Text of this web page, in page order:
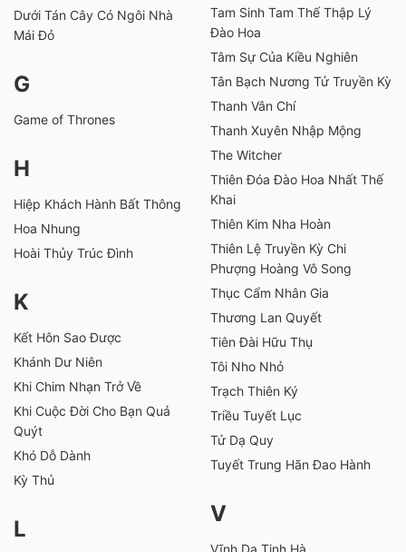
Dưới Tán Cây Có Ngôi Nhà
Mái Đỏ
G
Game of Thrones
H
Hiệp Khách Hành Bất Thông
Hoa Nhung
Hoài Thủy Trúc Đình
K
Kết Hôn Sao Được
Khánh Dư Niên
Khi Chim Nhạn Trở Về
Khi Cuộc Đời Cho Bạn Quả
Quýt
Khó Dỗ Dành
Kỳ Thủ
L
Tam Sinh Tam Thế Thập Lý
Đào Hoa
Tâm Sự Của Kiều Nghiên
Tân Bạch Nương Tử Truyền Kỳ
Thanh Vân Chí
Thanh Xuyên Nhập Mộng
The Witcher
Thiên Đóa Đào Hoa Nhất Thế
Khai
Thiên Kim Nha Hoàn
Thiên Lệ Truyền Kỳ Chi
Phượng Hoàng Vô Song
Thục Cẩm Nhân Gia
Thương Lan Quyết
Tiên Đài Hữu Thụ
Tôi Nho Nhỏ
Trạch Thiên Ký
Triều Tuyết Lục
Tử Dạ Quy
Tuyết Trung Hãn Đao Hành
V
Vĩnh Dạ Tinh Hà